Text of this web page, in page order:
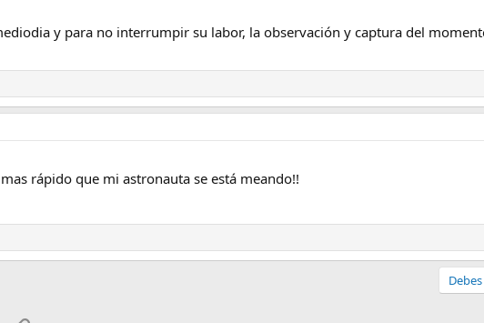
y para no interrumpir su labor, la observación y captura del
rápido que mi astronauta se está meando!!